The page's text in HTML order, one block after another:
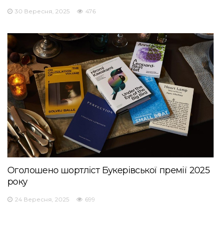
30 Вересня, 2025 476
Оголошено шортліст Букерівської премії 2025
року
24 Вересня, 2025 699